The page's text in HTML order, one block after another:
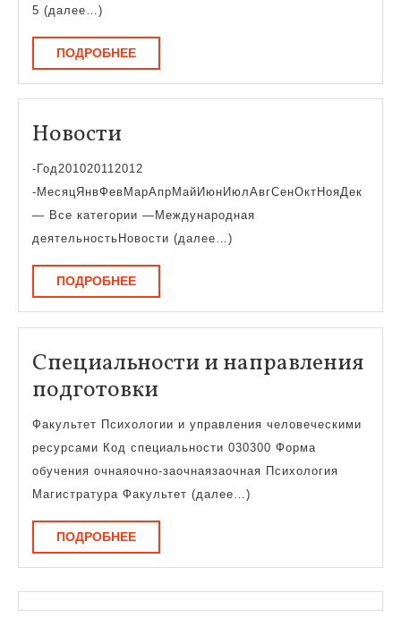
аттестации
и
руководителей?
5 (далее…)
ПОДРОБНЕЕПОДРОБНЕЕ
Новости
-Год201020112012
-МесяцЯнвФевМарАпрМайИюнИюлАвгСенОктНояДек
— Все категории —Международная
деятельностьНовости (далее…)
ПОДРОБНЕЕПОДРОБНЕЕ
Специальности и направления
подготовки
и
направления
подготовки
Факультет Психологии и управления человеческими
ресурсами Код специальности 030300 Форма
обучения очнаяочно-заочнаязаочная Психология
Магистратура Факультет (далее…)
ПОДРОБНЕЕПОДРОБНЕЕ